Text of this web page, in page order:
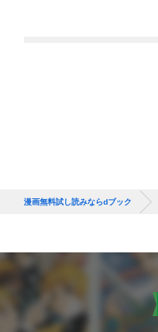
漫画無料試し読みならdブック